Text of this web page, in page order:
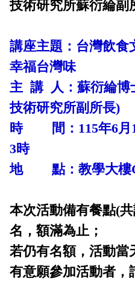
技術研究所蘇衍綸副
講座主題：台灣飲食
幸福台灣味
主 講 人：蘇衍綸博
技術研究所副所長)
時 間：115年6月
3時
地 點：教學大樓
本次活動備有餐點(
名，額滿為止；
若仍有名額，活動當
有意願參加活動者，